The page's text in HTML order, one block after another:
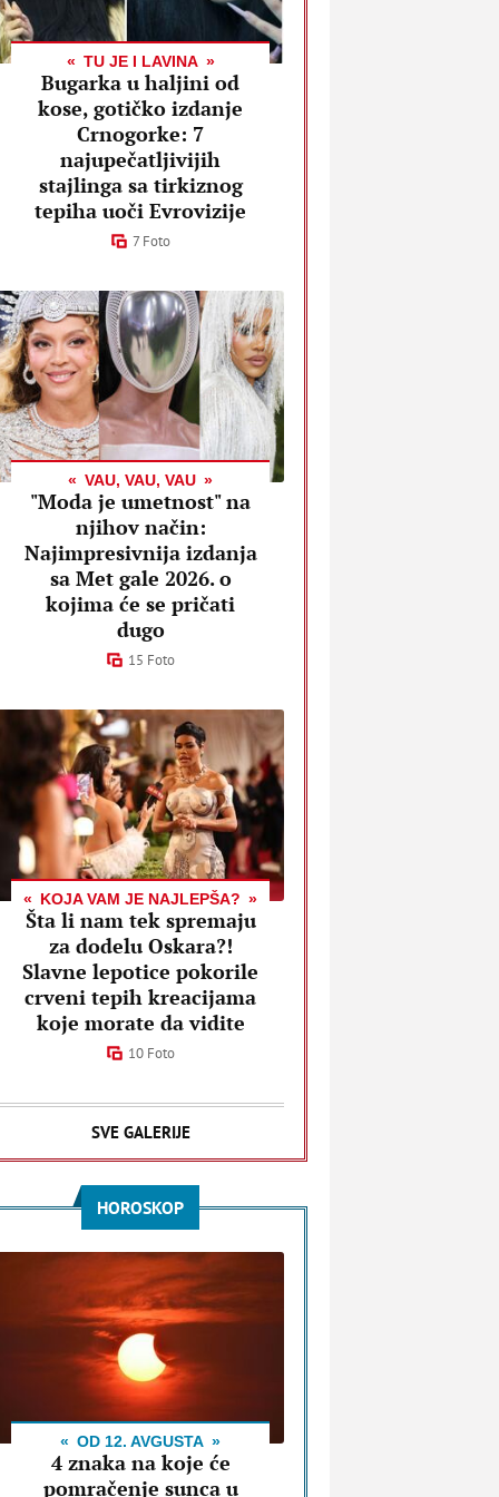
TU JE I LAVINA
Bugarka u haljini od
kose, gotičko izdanje
Crnogorke: 7
najupečatljivijih
stajlinga sa tirkiznog
tepiha uoči Evrovizije
7 Foto
VAU, VAU, VAU
"Moda je umetnost" na
njihov način:
Najimpresivnija izdanja
sa Met gale 2026. o
kojima će se pričati
dugo
15 Foto
KOJA VAM JE NAJLEPŠA?
Šta li nam tek spremaju
za dodelu Oskara?!
Slavne lepotice pokorile
crveni tepih kreacijama
koje morate da vidite
10 Foto
SVE GALERIJE
HOROSKOP
OD 12. AVGUSTA
4 znaka na koje će
pomračenje sunca u